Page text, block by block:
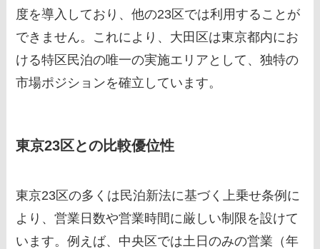
度を導入しており、他の23区では利用することが
できません。これにより、大田区は東京都内にお
ける特区民泊の唯一の実施エリアとして、独特の
市場ポジションを確立しています。
東京23区との比較優位性
東京23区の多くは民泊新法に基づく上乗せ条例に
より、営業日数や営業時間に厳しい制限を設けて
います。例えば、中央区では土日のみの営業（年